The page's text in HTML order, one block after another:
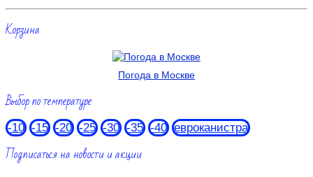
Корзина
Погода в Москве
Выбор по температуре
-10 -15 -20 -25 -30 -35 -40 евроканистра
Подписаться на новости и акции